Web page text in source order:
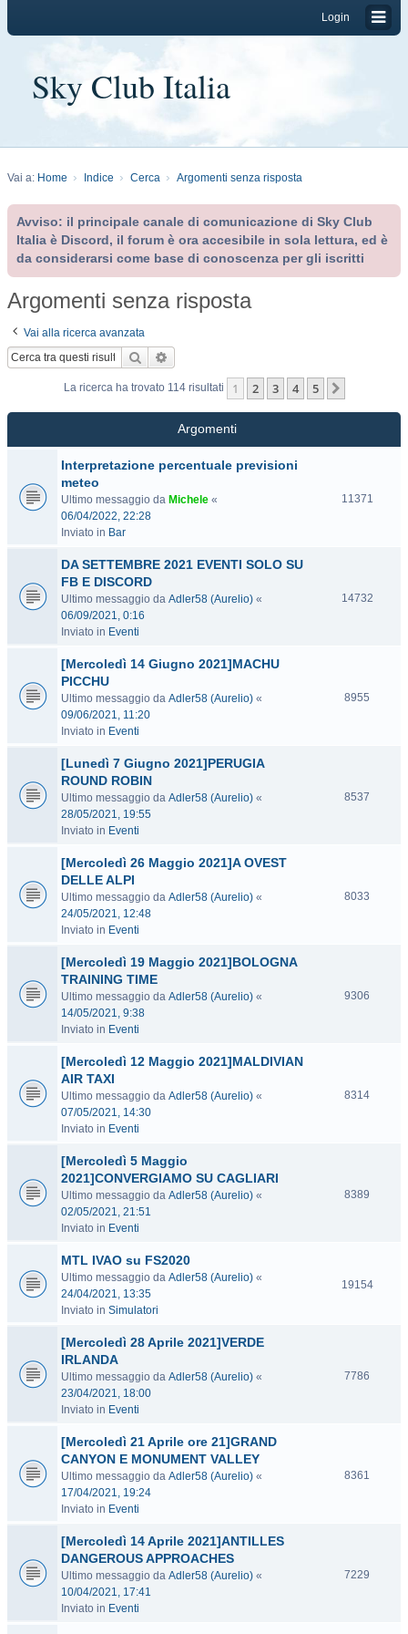
Login
Sky Club Italia
Vai a: Home Indice Cerca Argomenti senza risposta
Avviso: il principale canale di comunicazione di Sky Club
Italia è Discord, il forum è ora accesibile in sola lettura, ed è
da considerarsi come base di conoscenza per gli iscritti
Argomenti senza risposta
Vai alla ricerca avanzata
Cerca
La ricerca ha trovato 114 risultati 1 2 3 4 5
Argomenti
Interpretazione percentuale previsioni
meteo
Ultimo messaggio da Michele «
06/04/2022, 22:28
Inviato in Bar
11371
DA SETTEMBRE 2021 EVENTI SOLO SU
FB E DISCORD
Ultimo messaggio da Adler58 (Aurelio) «
06/09/2021, 0:16
Inviato in Eventi
14732
[Mercoledì 14 Giugno 2021]MACHU
PICCHU
Ultimo messaggio da Adler58 (Aurelio) «
09/06/2021, 11:20
Inviato in Eventi
8955
[Lunedì 7 Giugno 2021]PERUGIA
ROUND ROBIN
Ultimo messaggio da Adler58 (Aurelio) «
28/05/2021, 19:55
Inviato in Eventi
8537
[Mercoledì 26 Maggio 2021]A OVEST
DELLE ALPI
Ultimo messaggio da Adler58 (Aurelio) «
24/05/2021, 12:48
Inviato in Eventi
8033
[Mercoledì 19 Maggio 2021]BOLOGNA
TRAINING TIME
Ultimo messaggio da Adler58 (Aurelio) «
14/05/2021, 9:38
Inviato in Eventi
9306
[Mercoledì 12 Maggio 2021]MALDIVIAN
AIR TAXI
Ultimo messaggio da Adler58 (Aurelio) «
07/05/2021, 14:30
Inviato in Eventi
8314
[Mercoledì 5 Maggio
2021]CONVERGIAMO SU CAGLIARI
Ultimo messaggio da Adler58 (Aurelio) «
02/05/2021, 21:51
Inviato in Eventi
8389
MTL IVAO su FS2020
Ultimo messaggio da Adler58 (Aurelio) «
24/04/2021, 13:35
Inviato in Simulatori
19154
[Mercoledì 28 Aprile 2021]VERDE
IRLANDA
Ultimo messaggio da Adler58 (Aurelio) «
23/04/2021, 18:00
Inviato in Eventi
7786
[Mercoledì 21 Aprile ore 21]GRAND
CANYON E MONUMENT VALLEY
Ultimo messaggio da Adler58 (Aurelio) «
17/04/2021, 19:24
Inviato in Eventi
8361
[Mercoledì 14 Aprile 2021]ANTILLES
DANGEROUS APPROACHES
Ultimo messaggio da Adler58 (Aurelio) «
10/04/2021, 17:41
Inviato in Eventi
7229